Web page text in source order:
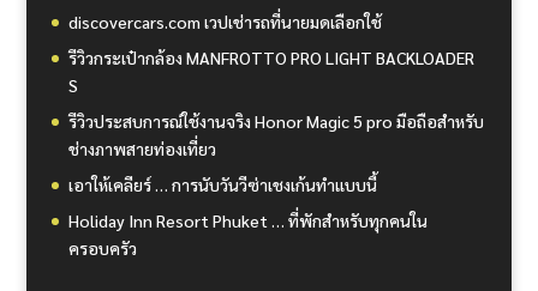
discovercars.com เวปเช่ารถที่นายมดเลือกใช้
รีวิวกระเป๋ากล้อง MANFROTTO PRO LIGHT BACKLOADER
S
รีวิวประสบการณ์ใช้งานจริง Honor Magic 5 pro มือถือสำหรับ
ช่างภาพสายท่องเที่ยว
เอาให้เคลียร์ … การนับวันวีซ่าเชงเก้นทำแบบนี้
Holiday Inn Resort Phuket … ที่พักสำหรับทุกคนใน
ครอบครัว